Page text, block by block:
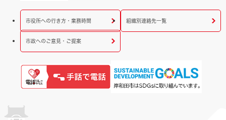
市役所への行き方・業務時間 組織別連絡先一覧
市政へのご意見・ご提案